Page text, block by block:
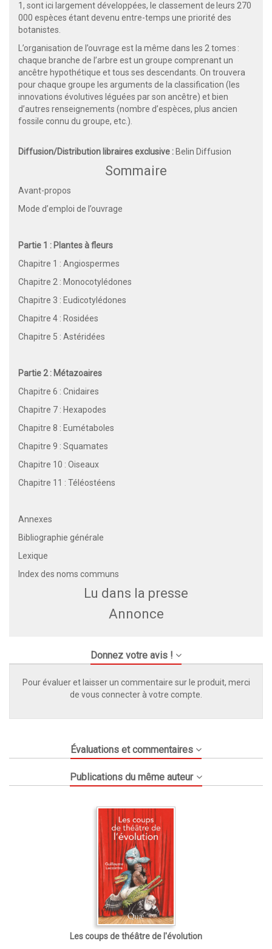
1, sont ici largement développées, le classement de leurs 270
000 espèces étant devenu entre-temps une priorité des
botanistes.
L’organisation de l’ouvrage est la même dans les 2 tomes :
chaque branche de l’arbre est un groupe comprenant un
ancêtre hypothétique et tous ses descendants. On trouvera
pour chaque groupe les arguments de la classification (les
innovations évolutives léguées par son ancêtre) et bien
d’autres renseignements (nombre d’espèces, plus ancien
fossile connu du groupe, etc.).
Diffusion/Distribution libraires exclusive : Belin Diffusion
Sommaire
Avant-propos
Mode d’emploi de l’ouvrage
Partie 1 : Plantes à fleurs
Chapitre 1 : Angiospermes
Chapitre 2 : Monocotylédones
Chapitre 3 : Eudicotylédones
Chapitre 4 : Rosidées
Chapitre 5 : Astéridées
Partie 2 : Métazoaires
Chapitre 6 : Cnidaires
Chapitre 7 : Hexapodes
Chapitre 8 : Eumétaboles
Chapitre 9 : Squamates
Chapitre 10 : Oiseaux
Chapitre 11 : Téléostéens
Annexes
Bibliographie générale
Lexique
Index des noms communs
Lu dans la presse
Annonce
Donnez votre avis !
Pour évaluer et laisser un commentaire sur le produit, merci
de vous connecter à votre compte.
Évaluations et commentaires
Publications du même auteur
Les coups de théâtre de l'évolution